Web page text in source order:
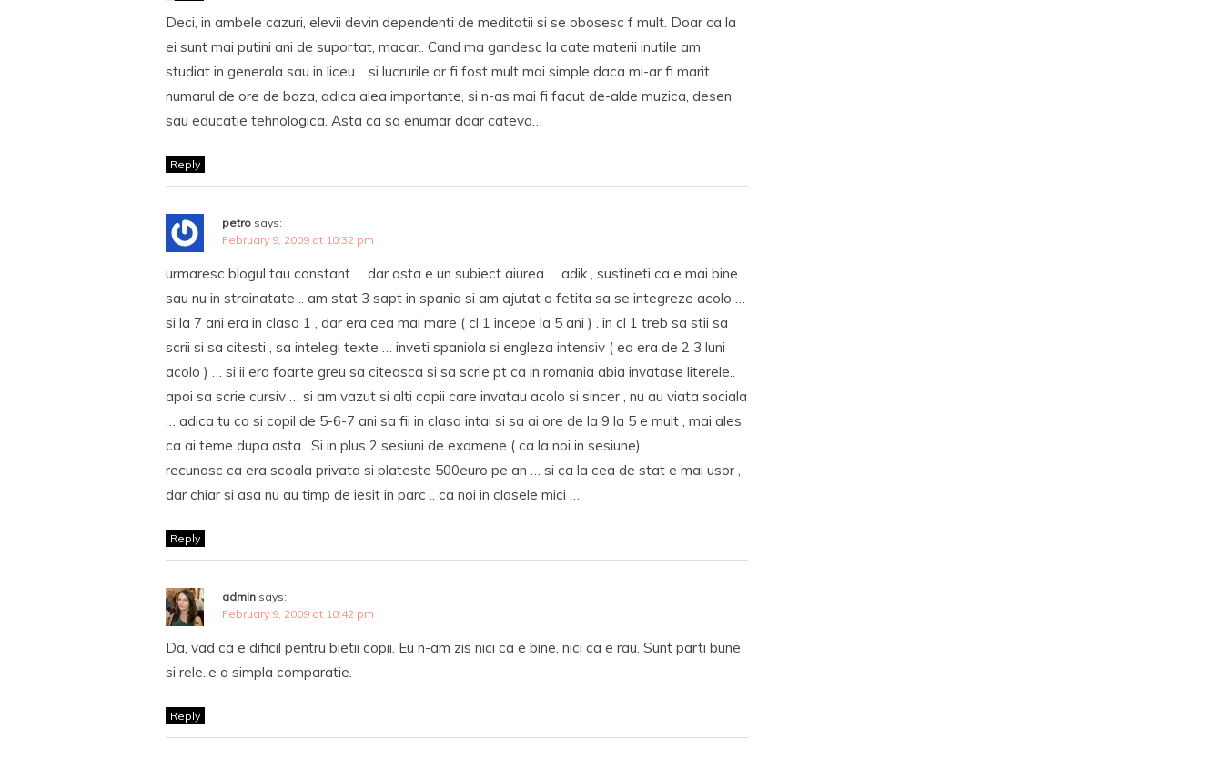
Deci, in ambele cazuri, elevii devin dependenti de meditatii si se obosesc f mult. Doar ca la
ei sunt mai putini ani de suportat, macar.. Cand ma gandesc la cate materii inutile am
studiat in generala sau in liceu… si lucrurile ar fi fost mult mai simple daca mi-ar fi marit
numarul de ore de baza, adica alea importante, si n-as mai fi facut de-alde muzica, desen
sau educatie tehnologica. Asta ca sa enumar doar cateva…
Reply
petro says:
February 9, 2009 at 10:32 pm
urmaresc blogul tau constant … dar asta e un subiect aiurea … adik , sustineti ca e mai bine
sau nu in strainatate .. am stat 3 sapt in spania si am ajutat o fetita sa se integreze acolo …
si la 7 ani era in clasa 1 , dar era cea mai mare ( cl 1 incepe la 5 ani ) . in cl 1 treb sa stii sa
scrii si sa citesti , sa intelegi texte … inveti spaniola si engleza intensiv ( ea era de 2 3 luni
acolo ) … si ii era foarte greu sa citeasca si sa scrie pt ca in romania abia invatase literele..
apoi sa scrie cursiv … si am vazut si alti copii care invatau acolo si sincer , nu au viata sociala
… adica tu ca si copil de 5-6-7 ani sa fii in clasa intai si sa ai ore de la 9 la 5 e mult , mai ales
ca ai teme dupa asta . Si in plus 2 sesiuni de examene ( ca la noi in sesiune) .
recunosc ca era scoala privata si plateste 500euro pe an … si ca la cea de stat e mai usor ,
dar chiar si asa nu au timp de iesit in parc .. ca noi in clasele mici …
Reply
admin says:
February 9, 2009 at 10:42 pm
Da, vad ca e dificil pentru bietii copii. Eu n-am zis nici ca e bine, nici ca e rau. Sunt parti bune
si rele..e o simpla comparatie.
Reply